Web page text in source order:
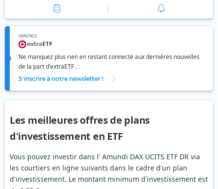
ANNONCE
Ne manquez plus rien en restant connecté aux dernières nouvelles
de la part d'extraETF .
S'inscrire à notre newsletter !
Les meilleures offres de plans
d'investissement en ETF
Vous pouvez investir dans l' Amundi DAX UCITS ETF DR via
les courtiers en ligne suivants dans le cadre d'un plan
d'investissement. Le montant minimum d'investissement est